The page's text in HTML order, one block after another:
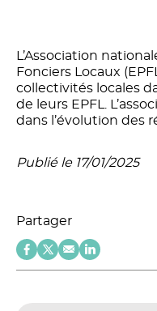
L’Association
Fonciers Locaux
collectivités locales
de leurs EPFL.
dans l’évolution des
Publié le 17/01/2025
Partager